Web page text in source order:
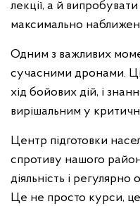
лекції, а й
максимально
Одним з важливих
сучасними дронами. Ці
хід бойових дій, і
вирішальним у
Центр підготовки
спротиву нашого
діяльність і регулярно
Це не просто курси, це